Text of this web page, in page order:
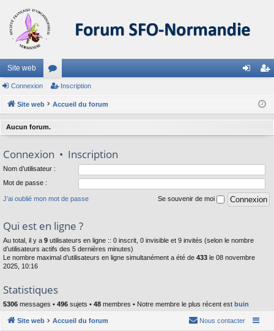
Site web
or
u cri
Connexion Inscription
Site web Accueil du forum
Aucun forum.
Connexion • Inscription
Nom d’utilisateur :
Mot de passe :
J’ai oublié mon mot de passe Se souvenir de moi
Qui est en ligne ?
Au total, il y a 9 utilisateurs en ligne :: 0 inscrit, 0 invisible et 9 invités (selon le nombre
d’utilisateurs actifs des 5 dernières minutes)
Le nombre maximal d’utilisateurs en ligne simultanément a été de 433 le 08 novembre
2025, 10:16
Statistiques
5306 messages • 496 sujets • 48 membres • Notre membre le plus récent est buin
Site web Accueil du forum Nous contacter